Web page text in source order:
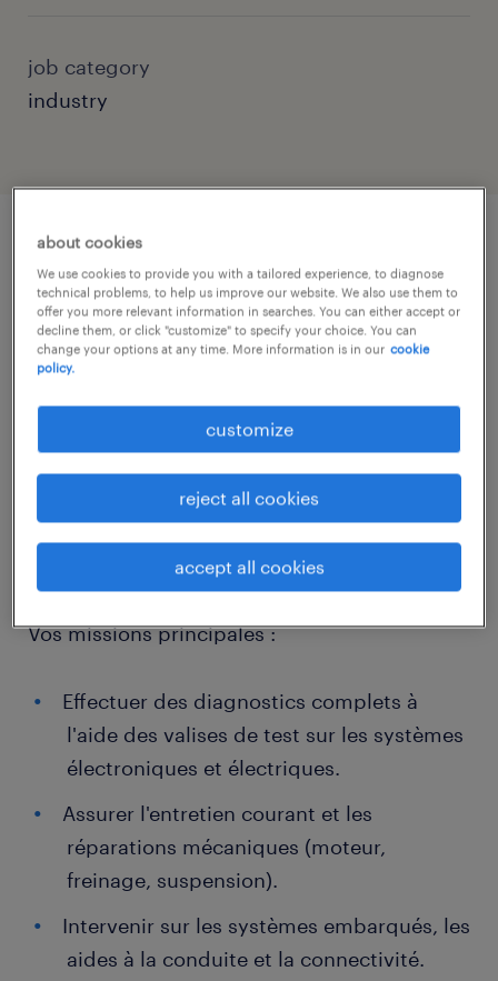
job category
industry
job details
Description du poste : Nous recherchons
pour l'un de nos clients un(e)
Mécatronicien(ne) Automobile passionné(e)
et polyvalent(e). Au sein d'une équipe
santé technique des véhicules de nos clients,
Vos missions principales :
Effectuer des diagnostics complets à
l'aide des valises de test sur les systèmes
électroniques et électriques.
Assurer l'entretien courant et les
réparations mécaniques (moteur,
freinage, suspension).
Intervenir sur les systèmes embarqués, les
aides à la conduite et la connectivité.
about cookies
We use cookies to provide you with a tailored experience, to diagnose
technical problems, to help us improve our website. We also use them to
offer you more relevant information in searches. You can either accept or
decline them, or click "customize" to specify your choice. You can
change your options at any time. More information is in our cookie
policy.
customize
reject all cookies
accept all cookies